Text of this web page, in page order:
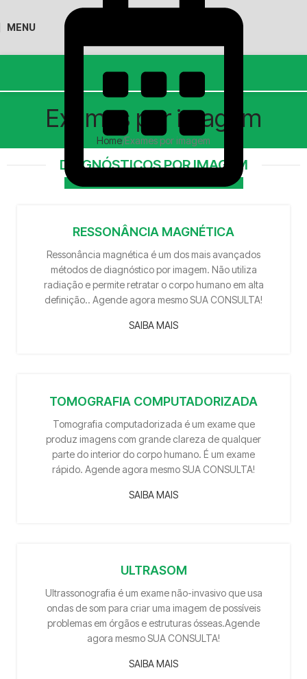
MENU
Exames por imagem
Home Exames por imagem
DIAGNÓSTICOS POR IMAGEM
RESSONÂNCIA MAGNÉTICA
Ressonância magnética é um dos mais avançados
métodos de diagnóstico por imagem. Não utiliza
radiação e permite retratar o corpo humano em alta
definição.. Agende agora mesmo SUA CONSULTA!
SAIBA MAIS
TOMOGRAFIA COMPUTADORIZADA
Tomografia computadorizada é um exame que
produz imagens com grande clareza de qualquer
parte do interior do corpo humano. É um exame
rápido. Agende agora mesmo SUA CONSULTA!
SAIBA MAIS
ULTRASOM
Ultrassonografia é um exame não-invasivo que usa
ondas de som para criar uma imagem de possíveis
problemas em órgãos e estruturas ósseas.Agende
agora mesmo SUA CONSULTA!
SAIBA MAIS